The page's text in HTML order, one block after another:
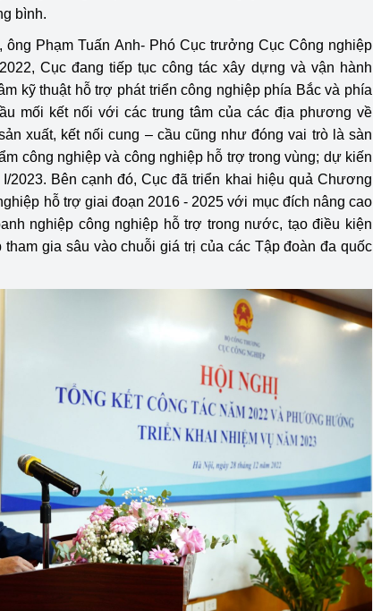
bình.
ông Phạm Tuấn Anh- Phó Cục trưởng Cục Công nghiệp
Cục đang tiếp tục công tác xây dựng và vận hành
kỹ thuật hỗ trợ phát triển công nghiệp phía Bắc và phía
mối kết nối với các trung tâm của các địa phương về
xuất, kết nối cung – cầu cũng như đóng vai trò là sàn
công nghiệp và công nghiệp hỗ trợ trong vùng; dự kiến
2023. Bên cạnh đó, Cục đã triển khai hiệu quả Chương
hỗ trợ giai đoạn 2016 - 2025 với mục đích nâng cao
nghiệp công nghiệp hỗ trợ trong nước, tạo điều kiện
tham gia sâu vào chuỗi giá trị của các Tập đoàn đa quốc